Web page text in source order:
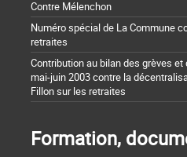
Contre Mélenchon
Numéro spécial de La Commune
retraites
Contribution au bilan des grèves
mai-juin 2003 contre la
Fillon sur les retraites
Formation,